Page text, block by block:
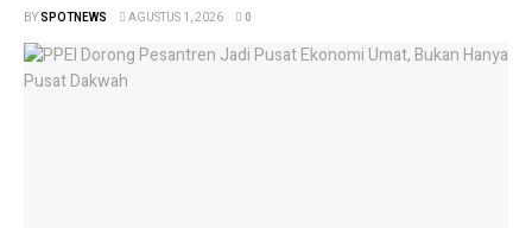
BYSPOTNEWS AGUSTUS 1, 2026 0